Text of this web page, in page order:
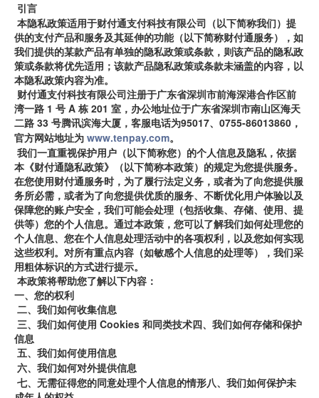
引言
本隐私政策适用于财付通支付科技有限公司（以下简称我们）提
供的支付产品和服务及其延伸的功能（以下简称财付通服务），如
我们提供的某款产品有单独的隐私政策或条款，则该产品的隐私政
策或条款将优先适用；该款产品隐私政策或条款未涵盖的内容，以
本隐私政策内容为准。
财付通支付科技有限公司注册于广东省深圳市前海深港合作区前
湾一路 1 号 A 栋 201 室，办公地址位于广东省深圳市南山区海天
二路 33 号腾讯滨海大厦，客服电话为95017、0755-86013860，
官方网站地址为 www.tenpay.com。
我们一直重视保护用户（以下简称您）的个人信息及隐私，依据
本《财付通隐私政策》（以下简称本政策）的规定为您提供服务。
在您使用财付通服务时，为了履行法定义务，或者为了向您提供服
务所必需，或者为了向您提供优质的服务、不断优化用户体验以及
保障您的账户安全，我们可能会处理（包括收集、存储、使用、提
供等）您的个人信息。通过本政策，您可以了解我们如何处理您的
个人信息、您在个人信息处理活动中的各项权利，以及您如何实现
这些权利。对所有重点内容（如敏感个人信息的处理等），我们采
用粗体标识的方式进行提示。
本政策将帮助您了解以下内容：
一、您的权利
二、我们如何收集信息
三、我们如何使用 Cookies 和同类技术四、我们如何存储和保护
信息
五、我们如何使用信息
六、我们如何对外提供信息
七、无需征得您的同意处理个人信息的情形八、我们如何保护未